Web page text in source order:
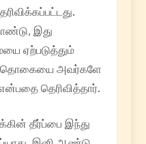
இது
ஏற்படுத்தும்
தொகையை அவர்களே
தெரிவித்தார்.
தீர்ப்பை இந்து